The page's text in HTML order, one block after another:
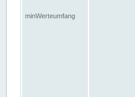
minWerteumfang